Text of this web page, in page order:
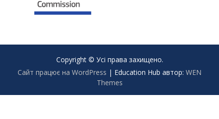
Copyright © Усі права захищено.
Сайт працює на WordPress | Education Hub автор: WEN
Themes